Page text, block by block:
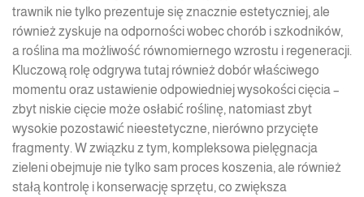
trawnik nie tylko prezentuje się znacznie estetyczniej, ale
również zyskuje na odporności wobec chorób i szkodników,
a roślina ma możliwość równomiernego wzrostu i regeneracji.
Kluczową rolę odgrywa tutaj również dobór właściwego
momentu oraz ustawienie odpowiedniej wysokości cięcia –
zbyt niskie cięcie może osłabić roślinę, natomiast zbyt
wysokie pozostawić nieestetyczne, nierówno przycięte
fragmenty. W związku z tym, kompleksowa pielęgnacja
zieleni obejmuje nie tylko sam proces koszenia, ale również
stałą kontrolę i konserwację sprzętu, co zwiększa